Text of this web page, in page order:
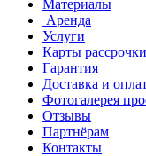
Материалы
Аренда
Услуги
Карты рассрочки
Гарантия
Доставка и
Фотогалерея
Отзывы
Партнёрам
Контакты